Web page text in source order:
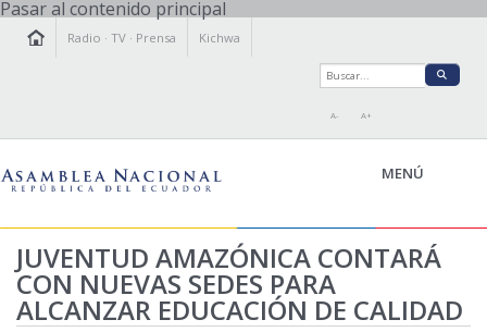
Pasar al contenido principal
Radio ·TV · Prensa Kichwa
A- A+
MENÚ
LA ASAMBLEA
LEGISLAMOS
JUVENTUD AMAZÓNICA CONTARÁ
CON NUEVAS SEDES PARA
ALCANZAR EDUCACIÓN DE CALIDAD